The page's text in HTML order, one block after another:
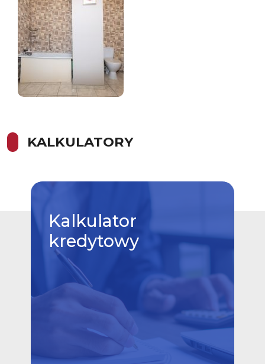
KALKULATORY
Kalkulator
kredytowy